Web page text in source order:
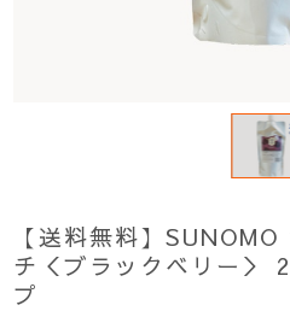
【送料無料】
チ＜ブラックベリー＞
プ